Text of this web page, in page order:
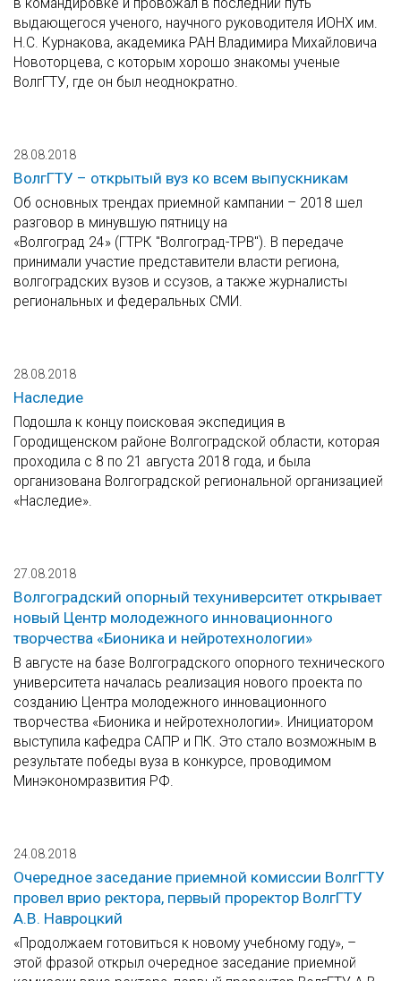
в командировке и провожал в последний путь
выдающегося ученого, научного руководителя ИОНХ им.
Н.С. Курнакова, академика РАН Владимира Михайловича
Новоторцева, с которым хорошо знакомы ученые
ВолгГТУ, где он был неоднократно.
28.08.2018
ВолгГТУ – открытый вуз ко всем выпускникам
Об основных трендах приемной кампании – 2018 шел
разговор в минувшую пятницу на
«Волгоград 24» (ГТРК "Волгоград-ТРВ"). В передаче
принимали участие представители власти региона,
волгоградских вузов и ссузов, а также журналисты
региональных и федеральных СМИ.
28.08.2018
Наследие
Подошла к концу поисковая экспедиция в
Городищенском районе Волгоградской области, которая
проходила с 8 по 21 августа 2018 года, и была
организована Волгоградской региональной организацией
«Наследие».
27.08.2018
Волгоградский опорный техуниверситет открывает
новый Центр молодежного инновационного
творчества «Бионика и нейротехнологии»
В августе на базе Волгоградского опорного технического
университета началась реализация нового проекта по
созданию Центра молодежного инновационного
творчества «Бионика и нейротехнологии». Инициатором
выступила кафедра САПР и ПК. Это стало возможным в
результате победы вуза в конкурсе, проводимом
Минэкономразвития РФ.
24.08.2018
Очередное заседание приемной комиссии ВолгГТУ
провел врио ректора, первый проректор ВолгГТУ
А.В. Навроцкий
«Продолжаем готовиться к новому учебному году», –
этой фразой открыл очередное заседание приемной